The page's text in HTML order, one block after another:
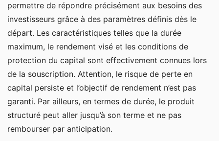
permettre de répondre précisément aux besoins des
investisseurs grâce à des paramètres définis dès le
départ. Les caractéristiques telles que la durée
maximum, le rendement visé et les conditions de
protection du capital sont effectivement connues lors
de la souscription. Attention, le risque de perte en
capital persiste et l’objectif de rendement n’est pas
garanti. Par ailleurs, en termes de durée, le produit
structuré peut aller jusqu’à son terme et ne pas
rembourser par anticipation.